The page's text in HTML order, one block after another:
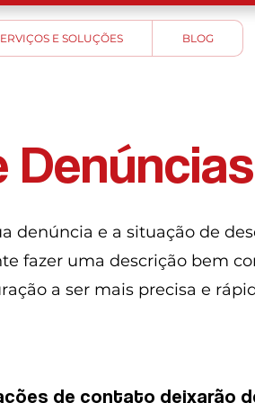
E SOLUÇÕES BLOG
Denúncias
denúncia e a situação de
fazer uma descrição bem
a ser mais precisa e
de contato deixarão